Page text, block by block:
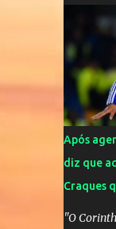
nos
Mick
pela
Após
diz que
Craques
"O